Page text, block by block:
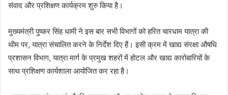
संवाद और प्रशिक्षण कार्यक्रम शुरु किया है।
मुख्यमंत्री पुष्कर सिंह धामी ने इस बार सभी विभागों को हरित चारधाम यात्रा की
थीम पर, यात्रा संचालित करने के निर्देश दिए हैं। इसी क्रम में खाद्य संरक्षा औषधि
प्रशासन विभाग, यात्रा मार्ग के प्रमुख शहरों में होटल और खाद्य कारोबारियों के
साथ प्रशिक्षण कार्यशाला आयोजित कर रहा है।